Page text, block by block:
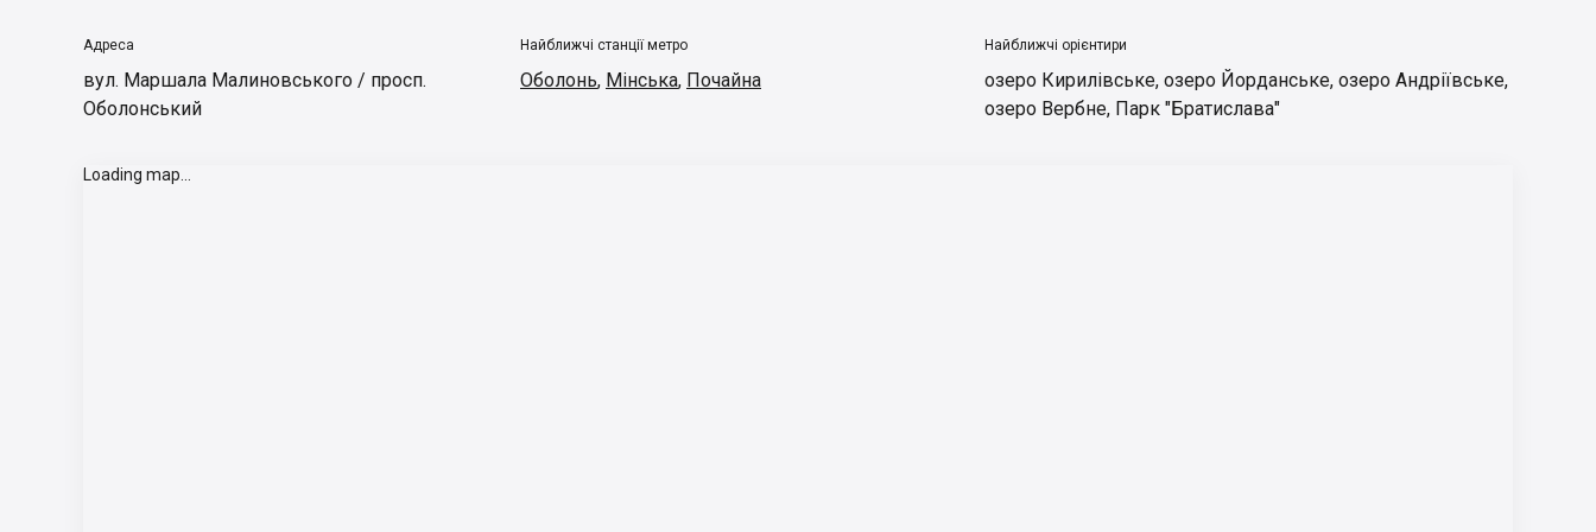
Адреса
вул. Маршала Малиновського / просп.
Оболонський
Найближчі станції метро
Оболонь, Мінська, Почайна
Найближчі орієнтири
озеро Кирилівське, озеро Йорданське, озеро Андріївське,
озеро Вербне, Парк "Братислава"
Loading map...